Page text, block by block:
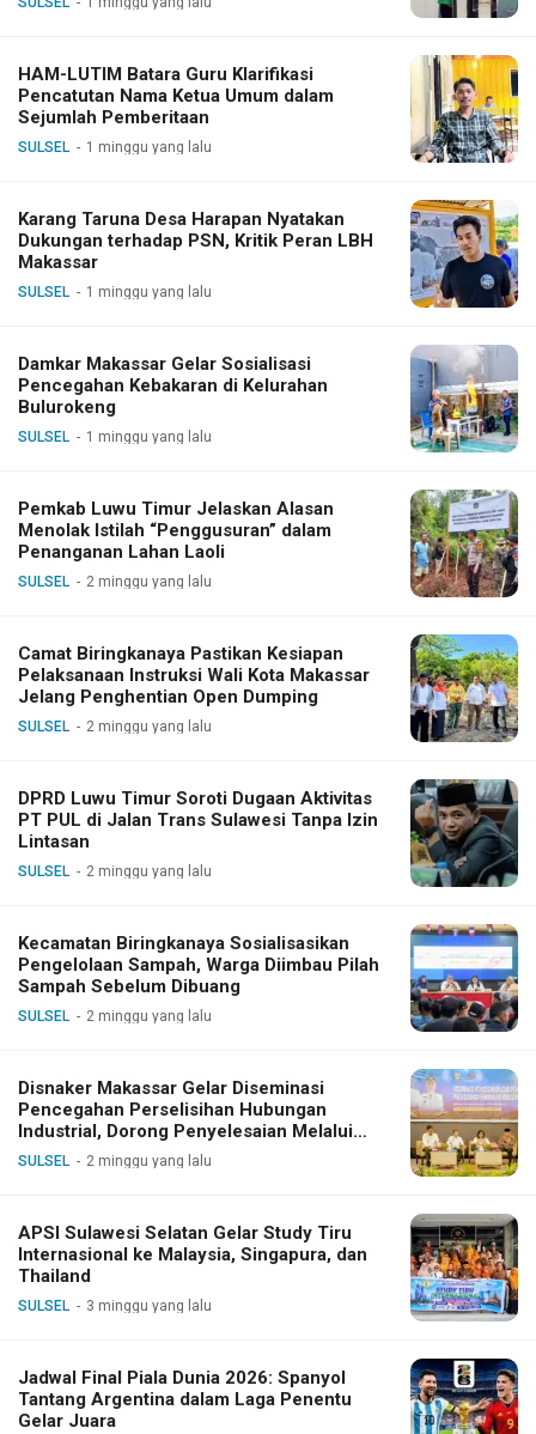
HAM-LUTIM Batara Guru Klarifikasi
Pencatutan Nama Ketua Umum dalam
Sejumlah Pemberitaan
SULSEL 1 minggu yang lalu
Karang Taruna Desa Harapan Nyatakan
Dukungan terhadap PSN, Kritik Peran LBH
Makassar
SULSEL 1 minggu yang lalu
Damkar Makassar Gelar Sosialisasi
Pencegahan Kebakaran di Kelurahan
Bulurokeng
SULSEL 1 minggu yang lalu
Pemkab Luwu Timur Jelaskan Alasan
Menolak Istilah “Penggusuran” dalam
Penanganan Lahan Laoli
SULSEL 2 minggu yang lalu
Camat Biringkanaya Pastikan Kesiapan
Pelaksanaan Instruksi Wali Kota Makassar
Jelang Penghentian Open Dumping
SULSEL 2 minggu yang lalu
DPRD Luwu Timur Soroti Dugaan Aktivitas
PT PUL di Jalan Trans Sulawesi Tanpa Izin
Lintasan
SULSEL 2 minggu yang lalu
Kecamatan Biringkanaya Sosialisasikan
Pengelolaan Sampah, Warga Diimbau Pilah
Sampah Sebelum Dibuang
SULSEL 2 minggu yang lalu
Disnaker Makassar Gelar Diseminasi
Pencegahan Perselisihan Hubungan
Industrial, Dorong Penyelesaian Melalui
Dialog
SULSEL 2 minggu yang lalu
APSI Sulawesi Selatan Gelar Study Tiru
Internasional ke Malaysia, Singapura, dan
Thailand
SULSEL 3 minggu yang lalu
Jadwal Final Piala Dunia 2026: Spanyol
Tantang Argentina dalam Laga Penentu
Gelar Juara